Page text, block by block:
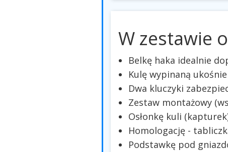
W zestawie
Belkę haka idealnie
Kulę wypinaną ukośnie
Dwa kluczyki
Zestaw montażowy
Osłonkę kuli
Homologację -
Podstawkę pod